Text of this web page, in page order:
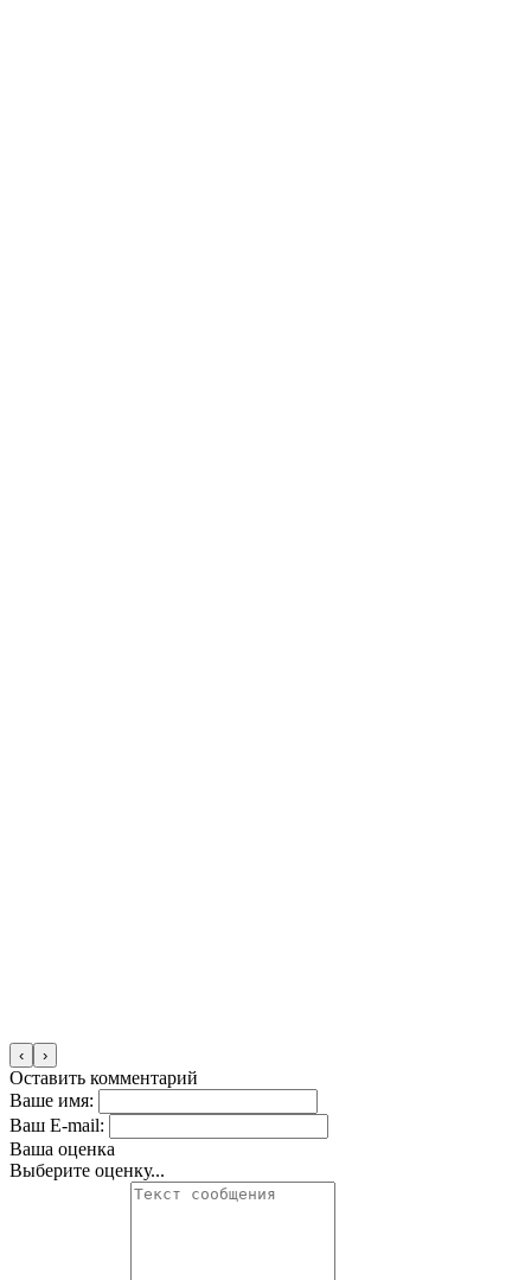
‹ ›
Оставить комментарий
Ваше имя:
Ваш E-mail:
Ваша оценка
Выберите оценку...